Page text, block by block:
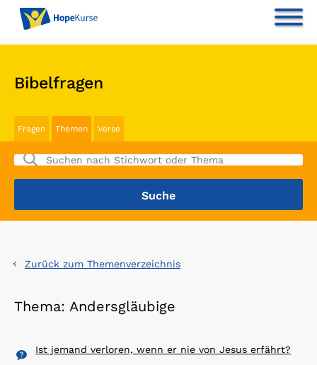
Bibelfragen
Fragen Themen Verse
Zurück zum Themenverzeichnis
Thema: Andersgläubige
Ist jemand verloren, wenn er nie von Jesus erfährt?